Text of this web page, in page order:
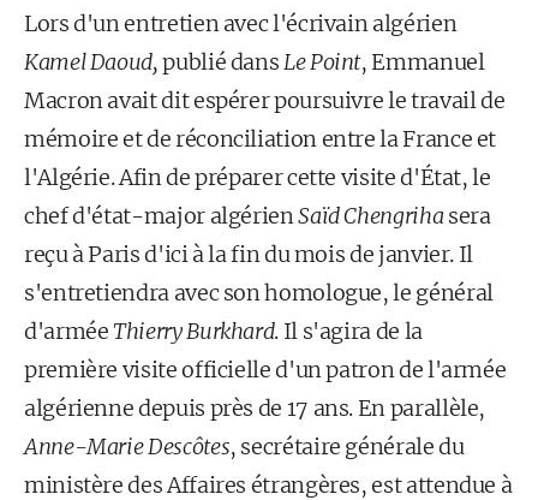
Lors d'un entretien avec l'écrivain algérien
Kamel Daoud,publié dansLe Point, Emmanuel
Macron avait dit espérer poursuivre le travail de
mémoire et de réconciliation entre la France et
l'Algérie. Afin de préparer cette visite d'État, le
chef d'état-major algérienSaïd Chengrihasera
reçu à Paris d'ici à la fin du mois de janvier. Il
s'entretiendra avec son homologue, le général
d'arméeThierry Burkhard. Il s'agira de la
première visite officielle d'un patron de l'armée
algérienne depuis près de 17 ans. En parallèle,
Anne-Marie Descôtes, secrétaire générale du
ministère des Affaires étrangères, est attendue à